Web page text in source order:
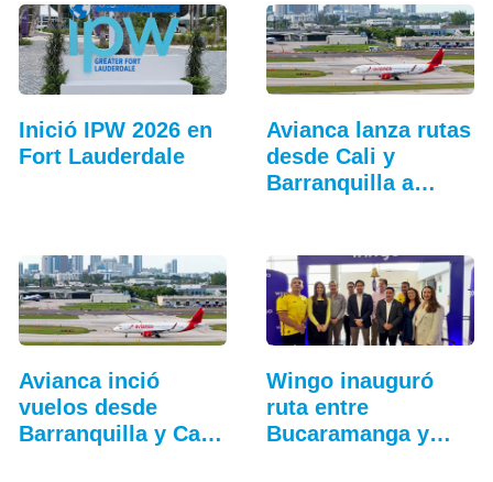
Inició IPW 2026 en
Fort Lauderdale
Avianca lanza rutas
desde Cali y
Barranquilla a
Avianca inció
vuelos desde
Barranquilla y Cali
Wingo inauguró
ruta entre
Bucaramanga y